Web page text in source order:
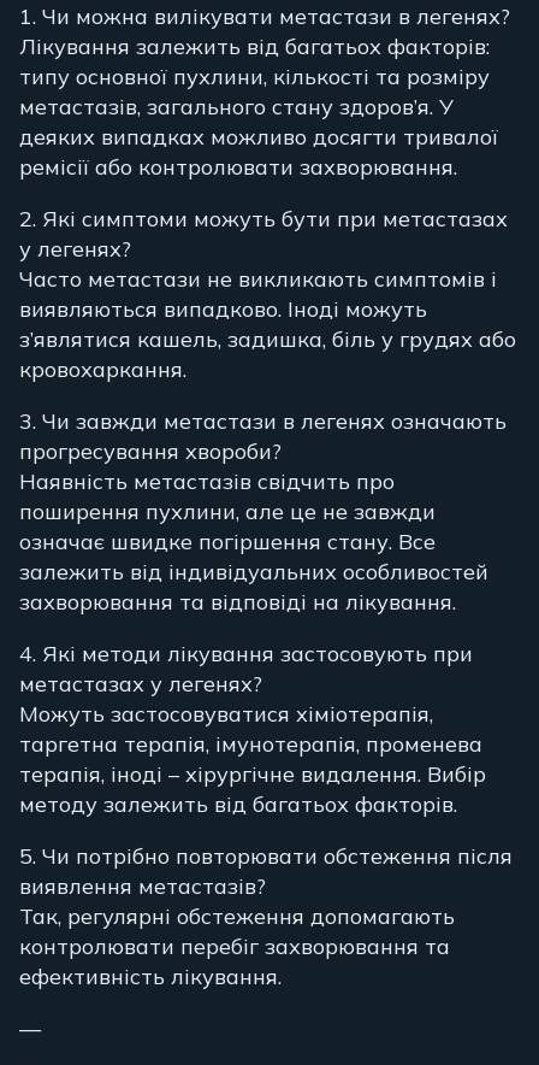
1. Чи можна вилікувати метастази в легенях?
Лікування залежить від багатьох факторів:
типу основної пухлини, кількості та розміру
метастазів, загального стану здоров’я. У
деяких випадках можливо досягти тривалої
ремісії або контролювати захворювання.
2. Які симптоми можуть бути при метастазах
у легенях?
Часто метастази не викликають симптомів і
виявляються випадково. Іноді можуть
з’являтися кашель, задишка, біль у грудях або
кровохаркання.
3. Чи завжди метастази в легенях означають
прогресування хвороби?
Наявність метастазів свідчить про
поширення пухлини, але це не завжди
означає швидке погіршення стану. Все
залежить від індивідуальних особливостей
захворювання та відповіді на лікування.
4. Які методи лікування застосовують при
метастазах у легенях?
Можуть застосовуватися хіміотерапія,
таргетна терапія, імунотерапія, променева
терапія, іноді – хірургічне видалення. Вибір
методу залежить від багатьох факторів.
5. Чи потрібно повторювати обстеження після
виявлення метастазів?
Так, регулярні обстеження допомагають
контролювати перебіг захворювання та
ефективність лікування.
—